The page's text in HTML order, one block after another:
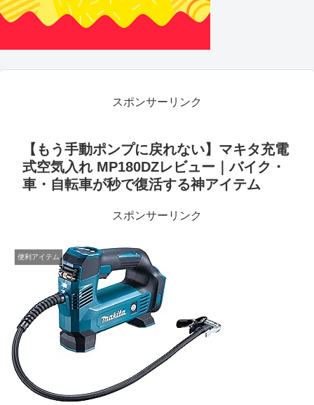
スポンサーリンク
【もう手動ポンプに戻れない】マキタ充電
式空気入れ MP180DZレビュー｜バイク・
車・自転車が秒で復活する神アイテム
スポンサーリンク
便利アイテム